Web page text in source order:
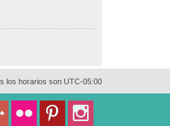
los horarios son UTC-05:00